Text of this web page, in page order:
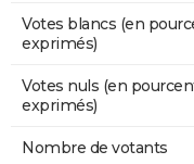
Votes blancs (en
exprimés)
Votes nuls (en
exprimés)
Nombre de votants